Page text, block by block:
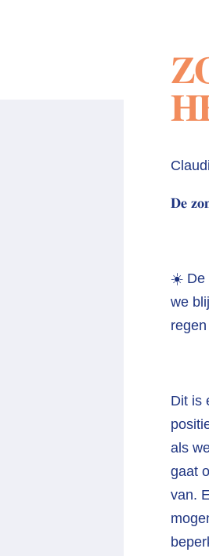
𝐃𝐞
☀️ De
we
Dit is
als
gaat
van.